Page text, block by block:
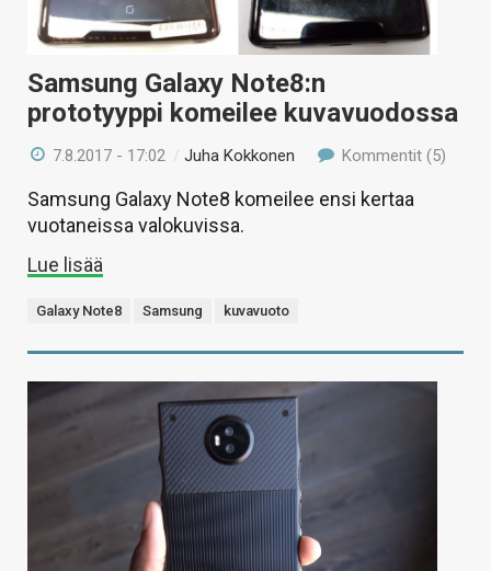
Samsung Galaxy Note8:n
prototyyppi komeilee kuvavuodossa
7.8.2017 - 17:02 /Juha Kokkonen Kommentit (5)
Samsung Galaxy Note8 komeilee ensi kertaa
vuotaneissa valokuvissa.
Lue lisää
Galaxy Note8 Samsung kuvavuoto